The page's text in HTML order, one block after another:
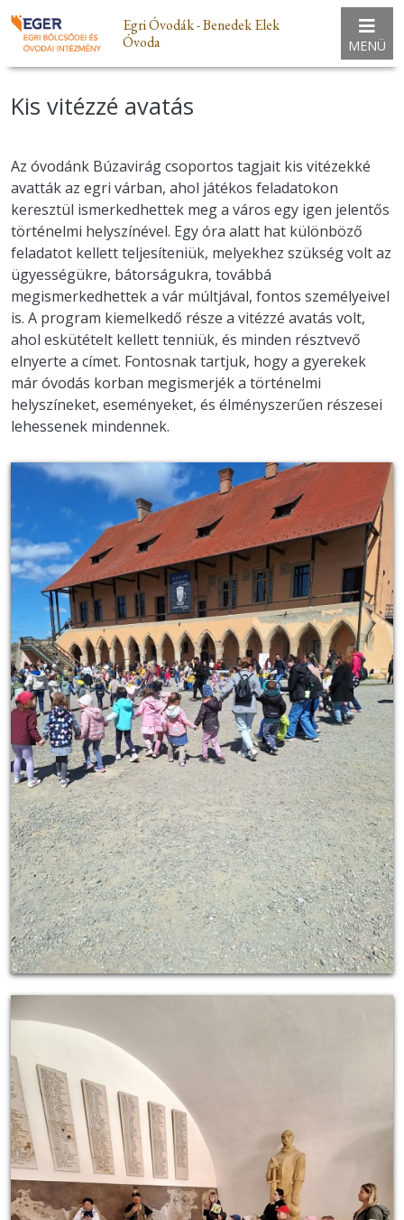
Egri Óvodák - Benedek Elek
Óvoda
MENÜ
Kis vitézzé avatás
Az óvodánk Búzavirág csoportos tagjait kis vitézekké
avatták az egri várban, ahol játékos feladatokon
keresztül ismerkedhettek meg a város egy igen jelentős
történelmi helyszínével. Egy óra alatt hat különböző
feladatot kellett teljesíteniük, melyekhez szükség volt az
ügyességükre, bátorságukra, továbbá
megismerkedhettek a vár múltjával, fontos személyeivel
is. A program kiemelkedő része a vitézzé avatás volt,
ahol eskütételt kellett tenniük, és minden résztvevő
elnyerte a címet. Fontosnak tartjuk, hogy a gyerekek
már óvodás korban megismerjék a történelmi
helyszíneket, eseményeket, és élményszerűen részesei
lehessenek mindennek.